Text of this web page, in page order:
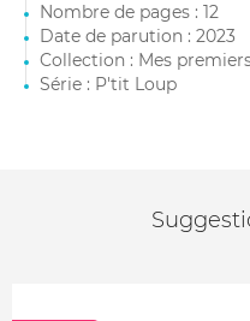
Nombre de pages : 12
Date de parution : 2023
Collection : Mes
Série : P'tit Loup